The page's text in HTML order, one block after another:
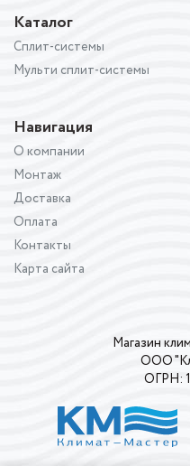
Каталог
Сплит-системы
Мульти сплит-системы
Навигация
О компании
Монтаж
Доставка
Оплата
Контакты
Карта сайта
Магазин
ООО
ОГРН: